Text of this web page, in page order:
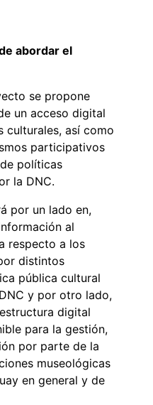
abordar el
se propone
un acceso digital
culturales, así como
participativos
políticas
la DNC.
por un lado en,
al
respecto a los
distintos
pública cultural
y por otro lado,
digital
para la gestión,
por parte de la
museológicas
en general y de